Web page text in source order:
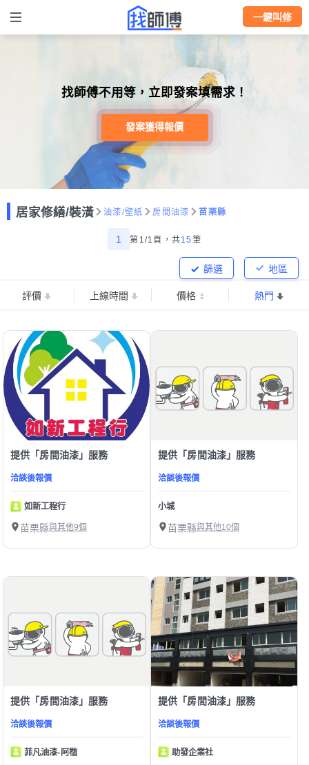
一鍵叫修
找師傅不用等，立即發案填需求！
發案獲得報價
居家修繕/裝潢 油漆/壁紙 房間油漆 苗栗縣
1 第1/1頁， 共15 筆
地區
篩選
評價 上線時間 價格 熱門
提供「房間油漆」服務
洽談後報價
如新工程行
苗栗縣與其他9個
提供「房間油漆」服務
洽談後報價
小城
苗栗縣與其他10個
提供「房間油漆」服務
洽談後報價
菲凡油漆-阿楷
提供「房間油漆」服務
洽談後報價
助發企業社